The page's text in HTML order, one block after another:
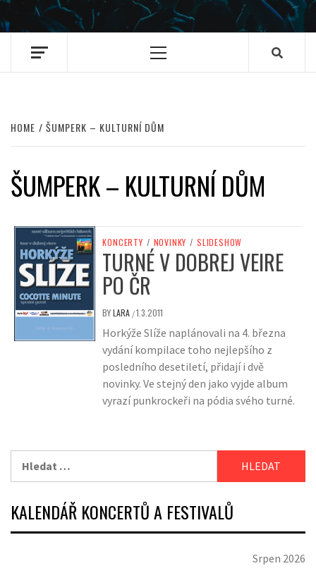
Primary
HOME ŠUMPERK – KULTURNÍ DŮM
ŠUMPERK – KULTURNÍ DŮM
KONCERTY / NOVINKY / SLIDESHOW
TURNÉ V DOBREJ VEIRE
PO ČR
BYLARA /1.3.2011
Horkýže Slíže naplánovali na 4. března
vydání kompilace toho nejlepšího z
posledního desetiletí, přidají i dvě
novinky. Ve stejný den jako vyjde album
vyrazí punkrockeři na pódia svého turné.
KALENDÁŘ KONCERTŮ A FESTIVALŮ
Srpen 2026